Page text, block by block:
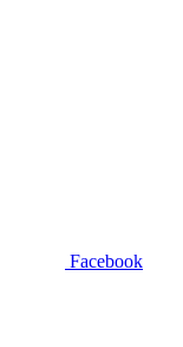
Facebook